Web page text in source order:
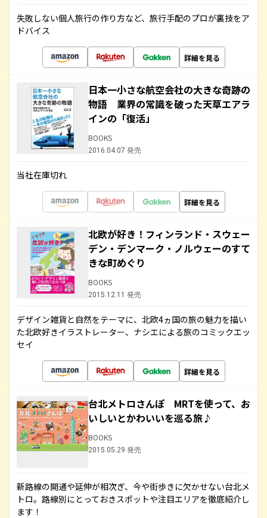
失敗しない個人旅行の作り方など、旅行手配のプロが裏技をア
ドバイス
詳細を見る
日本一小さな航空会社の大きな奇跡の
物語 業界の常識を破った天草エアラ
インの「復活」
BOOKS
2016.04.07 発売
当社在庫切れ
詳細を見る
北欧が好き！フィンランド・スウェー
デン・デンマーク・ノルウェーのすて
きな町めぐり
BOOKS
2015.12.11 発売
デザイン雑貨と自然をテーマに、北欧4ヵ国の旅の魅力を描い
た北欧好きイラストレーター、ナシエによる旅のコミックエッ
セイ
詳細を見る
台北メトロさんぽ MRTを使って、お
いしいとかわいいを巡る旅♪
BOOKS
2015.05.29 発売
新路線の開通や延伸が相次ぎ、今や街歩きに欠かせない台北メ
トロ。路線別にとっておきスポットや注目エリアを徹底紹介し
ます！